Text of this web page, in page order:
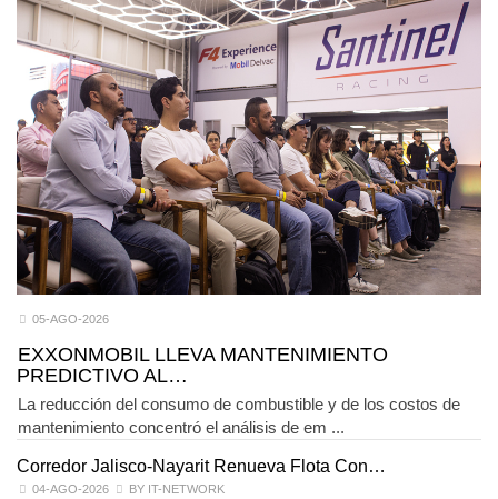
05-AGO-2026
EXXONMOBIL LLEVA MANTENIMIENTO
PREDICTIVO AL…
La reducción del consumo de combustible y de los costos de
mantenimiento concentró el análisis de em ...
Corredor Jalisco-Nayarit Renueva Flota Con…
04-AGO-2026 BY IT-NETWORK